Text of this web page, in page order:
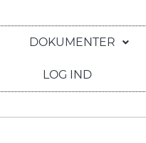
DOKUMENTER
LOG IND